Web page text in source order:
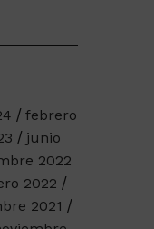
febrero
junio
2022
2022
2021